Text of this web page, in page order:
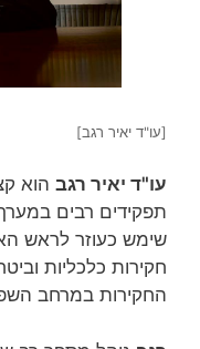
[עו"ד יאיר רגב]
עו"ד יאיר רגב הוא
תפקידים רבים במערך
שימש כעוזר לראש
חקירות כלכליות
החקירות במרחב